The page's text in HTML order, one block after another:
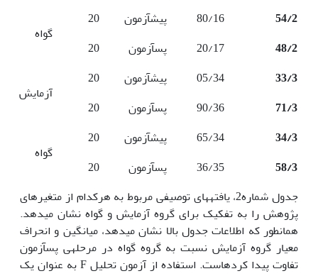
54/2
80/16 پیش­آزمون 20
گواه
48/2
20/17 پس­آزمون
20
33/3
05/34 پیش­آزمون 20
آزمایش
71/3
90/36 پس­آزمون
20
34/3
65/34 پیش­آزمون 20
گواه
58/3
36/35 پس­آزمون
20
جدول شماره2، یافته­های توصیفی مربوط به هرکدام از متغیرهای
پژوهش­ را به تفکیک برای گروه آزمایش و گواه نشان می­دهد.
همان­طور که اطلاعات جدول بالا نشان می­دهد، میانگین و انحراف
معیار گروه آزمایش نسبت به گروه گواه در مرحله­ی پس­آزمون
تفاوت پیدا کرده­است. استفاده از آزمون تحلیل F به عنوان یک